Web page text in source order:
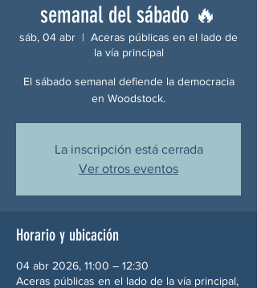
semanal del sábado 🔥
sáb, 04 abr
  |
Aceras públicas en el lado de
la vía principal
El sábado semanal defiende la democracia
en Woodstock.
La inscripción está cerrada
Ver otros eventos
Horario y ubicación
04 abr 2026, 11:00 – 12:30
Aceras públicas en el lado de la vía principal,